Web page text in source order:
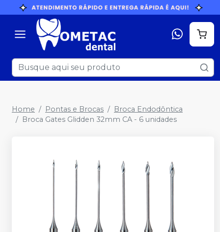
Home Pontas e Brocas
Broca Endodôntica
Broca Gates Glidden 32mm CA - 6 unidades